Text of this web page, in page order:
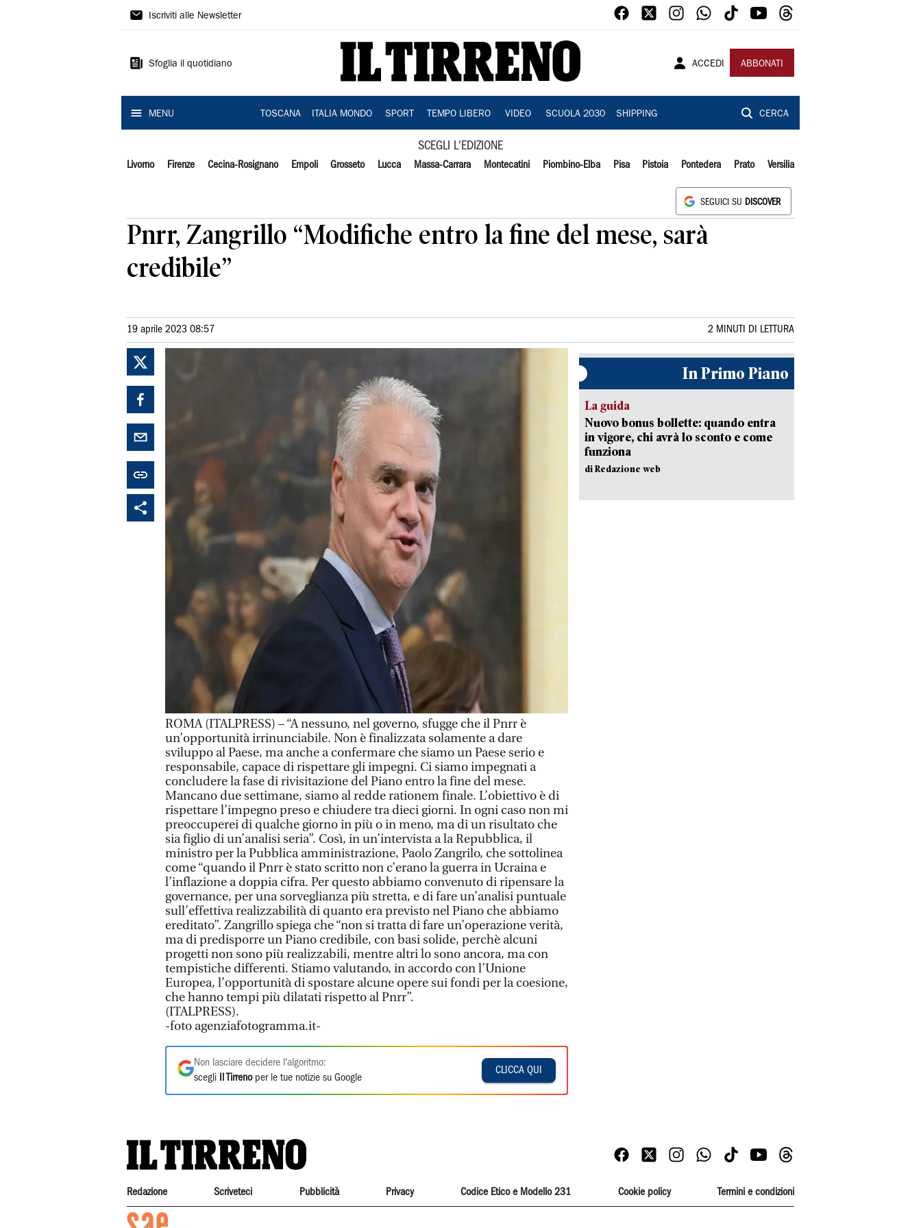
Il
Iscriviti alle Newsletter
Sfoglia il quotidiano ACCEDI ABBONATI
MENU TOSCANA ITALIA MONDO SPORT TEMPO LIBERO VIDEO SCUOLA 2030 SHIPPING CERCA
SCEGLI L'EDIZIONE
Livorno Firenze Cecina-Rosignano Empoli Grosseto Lucca Massa-Carrara Montecatini Piombino-Elba Pisa Pistoia Pontedera Prato Versilia
SEGUICI SU DISCOVER
Pnrr, Zangrillo “Modifiche entro la fine del mese, sarà
credibile”
19 aprile 2023 08:57 2 MINUTI DI LETTURA
ROMA (ITALPRESS) – “A nessuno, nel governo, sfugge che il Pnrr è
un’opportunità irrinunciabile. Non è finalizzata solamente a dare
sviluppo al Paese, ma anche a confermare che siamo un Paese serio e
responsabile, capace di rispettare gli impegni. Ci siamo impegnati a
concludere la fase di rivisitazione del Piano entro la fine del mese.
Mancano due settimane, siamo al redde rationem finale. L’obiettivo è di
rispettare l’impegno preso e chiudere tra dieci giorni. In ogni caso non mi
preoccuperei di qualche giorno in più o in meno, ma di un risultato che
sia figlio di un’analisi seria”. Così, in un’intervista a la Repubblica, il
ministro per la Pubblica amministrazione, Paolo Zangrilo, che sottolinea
come “quando il Pnrr è stato scritto non c’erano la guerra in Ucraina e
l’inflazione a doppia cifra. Per questo abbiamo convenuto di ripensare la
governance, per una sorveglianza più stretta, e di fare un’analisi puntuale
sull’effettiva realizzabilità di quanto era previsto nel Piano che abbiamo
ereditato”. Zangrillo spiega che “non si tratta di fare un’operazione verità,
ma di predisporre un Piano credibile, con basi solide, perchè alcuni
progetti non sono più realizzabili, mentre altri lo sono ancora, ma con
tempistiche differenti. Stiamo valutando, in accordo con l’Unione
Europea, l’opportunità di spostare alcune opere sui fondi per la coesione,
che hanno tempi più dilatati rispetto al Pnrr”.
(ITALPRESS).
-foto agenziafotogramma.it-
Non lasciare decidere l'algoritmo:
scegli
Il Tirrenoper le tue notizie su Google
CLICCA QUI
In Primo Piano
La guida
Nuovo bonus bollette: quando entra
in vigore, chi avrà lo sconto e come
funziona
di Redazione web
Redazione Scriveteci Pubblicità Privacy Codice Etico e Modello 231 Cookie policy Termini e condizioni